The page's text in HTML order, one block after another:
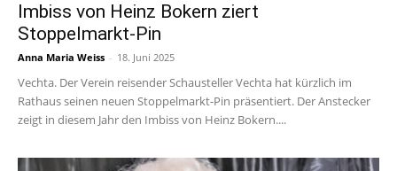
Imbiss von Heinz Bokern ziert
Stoppelmarkt-Pin
Anna Maria Weiss - 18. Juni 2025
Vechta. Der Verein reisender Schausteller Vechta hat kürzlich im
Rathaus seinen neuen Stoppelmarkt-Pin präsentiert. Der Anstecker
zeigt in diesem Jahr den Imbiss von Heinz Bokern....